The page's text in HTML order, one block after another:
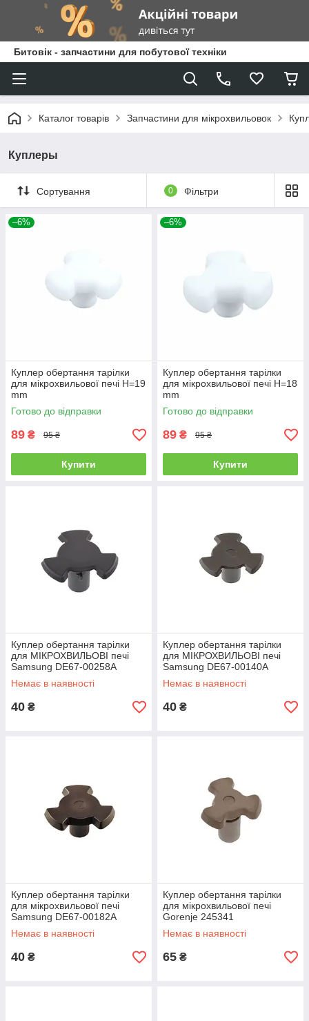
Битовік - запчастини для побутової техніки
Каталог товарів Запчастини для мікрохвильовок
Куплеры
Сортування 0 Фільтри
–6%
Куплер обертання тарілки
для мікрохвильової печі H=19
mm
Готово до відправки
89 ₴ 95 ₴
Купити
–6%
Куплер обертання тарілки
для мікрохвильової печі H=18
mm
Готово до відправки
89 ₴ 95 ₴
Купити
Куплер обертання тарілки
для МІКРОХВИЛЬОВІ печі
Samsung DE67-00258A
Немає в наявності
40 ₴
Куплер обертання тарілки
для МІКРОХВИЛЬОВІ печі
Samsung DE67-00140A
Немає в наявності
40 ₴
Куплер обертання тарілки
для мікрохвильової печі
Samsung DE67-00182A
Немає в наявності
40 ₴
Куплер обертання тарілки
для мікрохвильової печі
Gorenje 245341
Немає в наявності
65 ₴